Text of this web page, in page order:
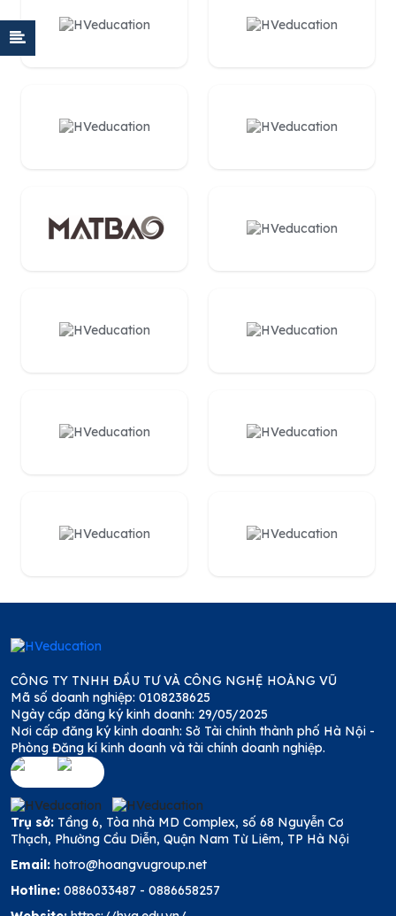
CÔNG TY TNHH ĐẦU TƯ VÀ CÔNG NGHỆ HOÀNG VŨ
Mã số doanh nghiệp: 0108238625
Ngày cấp đăng ký kinh doanh: 29/05/2025
Nơi cấp đăng ký kinh doanh: Sở Tài chính thành phố Hà Nội -
Phòng Đăng kí kinh doanh và tài chính doanh nghiệp.
Trụ sở: Tầng 6, Tòa nhà MD Complex, số 68 Nguyễn Cơ
Thạch, Phường Cầu Diễn, Quận Nam Từ Liêm, TP Hà Nội
Email: hotro@hoangvugroup.net
Hotline: 0886033487 - 0886658257